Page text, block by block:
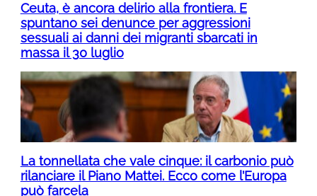
Ceuta, è ancora delirio alla frontiera. E
spuntano sei denunce per aggressioni
sessuali ai danni dei migranti sbarcati in
massa il 30 luglio
La tonnellata che vale cinque: il carbonio può
rilanciare il Piano Mattei. Ecco come l’Europa
può farcela